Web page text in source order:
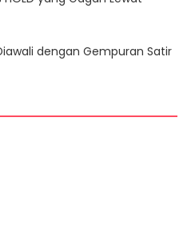
dengan Gempuran Satir